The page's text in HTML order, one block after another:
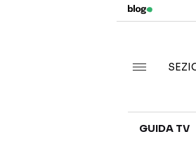
GUIDA TV